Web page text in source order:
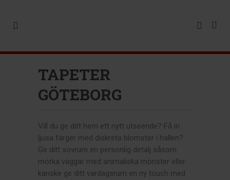
TAPETER
GÖTEBORG
Vill du ge ditt hem ett nytt utseende? Få in
ljusa färger med diskreta blomster i hallen?
Ge ditt sovrum en personlig detalj såsom
mörka väggar med animaliska mönster eller
kanske ge ditt vardagsrum en ny touch med